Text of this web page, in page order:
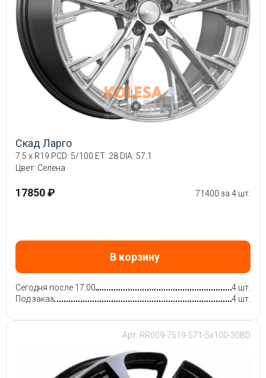
Скад Ларго
7.5 x R19 PCD: 5/100 ET: 28 DIA: 57.1
Цвет: Селена
17850 ₽ 71400 за 4 шт.
В корзину
Сегодня после 17:00
4 шт.
Под заказ
4 шт.
Арт: RR009-7519-571-5x100-30BD